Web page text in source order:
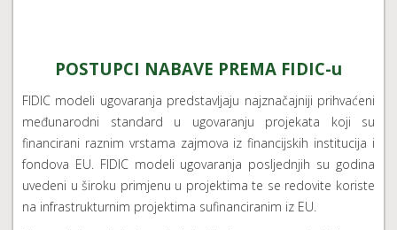
POSTUPCI NABAVE PREMA FIDIC-u
FIDIC modeli ugovaranja predstavljaju najznačajniji prihvaćeni
međunarodni standard u ugovaranju projekata koji su
financirani raznim vrstama zajmova iz financijskih institucija i
fondova EU. FIDIC modeli ugovaranja posljednjih su godina
uvedeni u široku primjenu u projektima te se redovite koriste
na infrastrukturnim projektima sufinanciranim iz EU.